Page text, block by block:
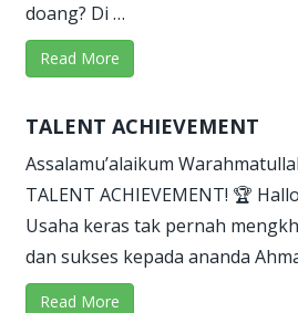
doang? Di …
Read More
TALENT ACHIEVEMENT
Assalamu’alaikum
TALENT ACHIEVEMENT! 🏆
Usaha keras tak pernah
dan sukses kepada ananda
Read More